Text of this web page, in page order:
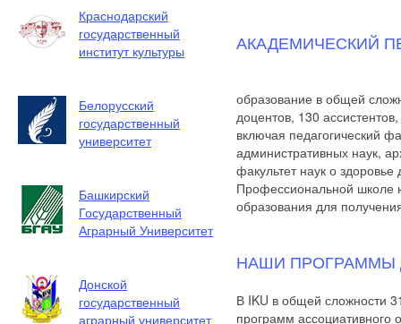
Краснодарский
государственный
институт культуры
Белорусский
государственный
университет
Башкирский
Государственный
Аграрный Университет
Донской
государственный
аграрный университет
АКАДЕМИЧЕСКИЙ
образование в общей
доцентов, 130
включая педагогический
административных наук,
факультет наук о
Профессиональной школе
образования для
НАШИ ПРОГРАММЫ
В IKU в общей сложности
программ